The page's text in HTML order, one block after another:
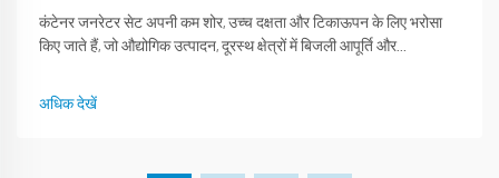
कंटेनर जनरेटर सेट अपनी कम शोर, उच्च दक्षता और टिकाऊपन के लिए भरोसा
किए जाते हैं, जो औद्योगिक उत्पादन, दूरस्थ क्षेत्रों में बिजली आपूर्ति और
लगभग 30 वर्षों के साथ एक वैश्विक नेता...
अधिक देखें